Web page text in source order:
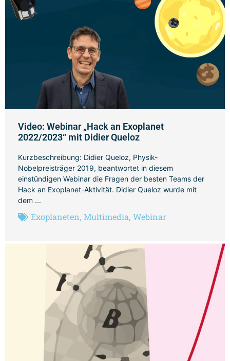
Video: Webinar „Hack an Exoplanet
2022/2023“ mit Didier Queloz
Kurzbeschreibung: Didier Queloz, Physik-
Nobelpreisträger 2019, beantwortet in diesem
einstündigen Webinar die Fragen der besten Teams der
Hack an Exoplanet-Aktivität. Didier Queloz wurde mit
dem ...
Exoplaneten, Multimedia, Webinar